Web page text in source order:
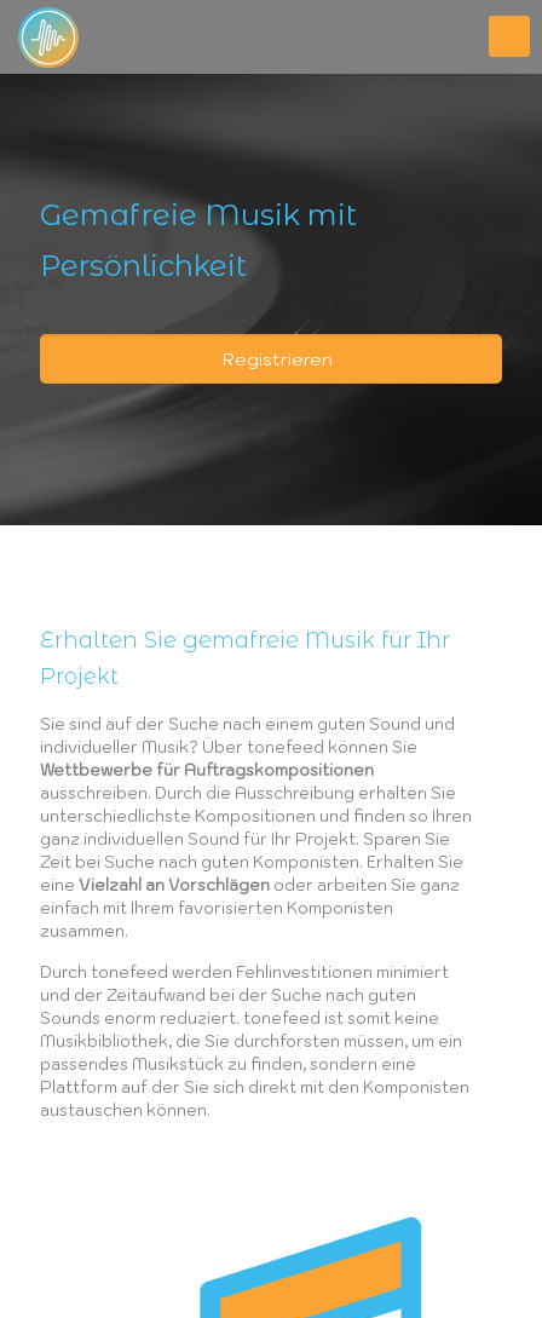
Gemafreie Musik mit
Persönlichkeit
Registrieren
Erhalten Sie gemafreie Musik für Ihr
Projekt
Sie sind auf der Suche nach einem guten Sound und
individueller Musik? Über tonefeed können Sie
Wettbewerbe für Auftragskompositionen
ausschreiben. Durch die Ausschreibung erhalten Sie
unterschiedlichste Kompositionen und finden so Ihren
ganz individuellen Sound für Ihr Projekt. Sparen Sie
Zeit bei Suche nach guten Komponisten. Erhalten Sie
eine Vielzahl an Vorschlägen oder arbeiten Sie ganz
einfach mit Ihrem favorisierten Komponisten
zusammen.
Durch tonefeed werden Fehlinvestitionen minimiert
und der Zeitaufwand bei der Suche nach guten
Sounds enorm reduziert. tonefeed ist somit keine
Musikbibliothek, die Sie durchforsten müssen, um ein
passendes Musikstück zu finden, sondern eine
Plattform auf der Sie sich direkt mit den Komponisten
austauschen können.